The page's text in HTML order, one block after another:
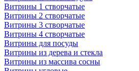
Витрины 1 створчатые
Витрины 2 створчатые
Витрины 3 створчатые
Витрины 4 створчатые
Витрины для посуды
Витрины из дерева и стекла
Витрины из массива сосны